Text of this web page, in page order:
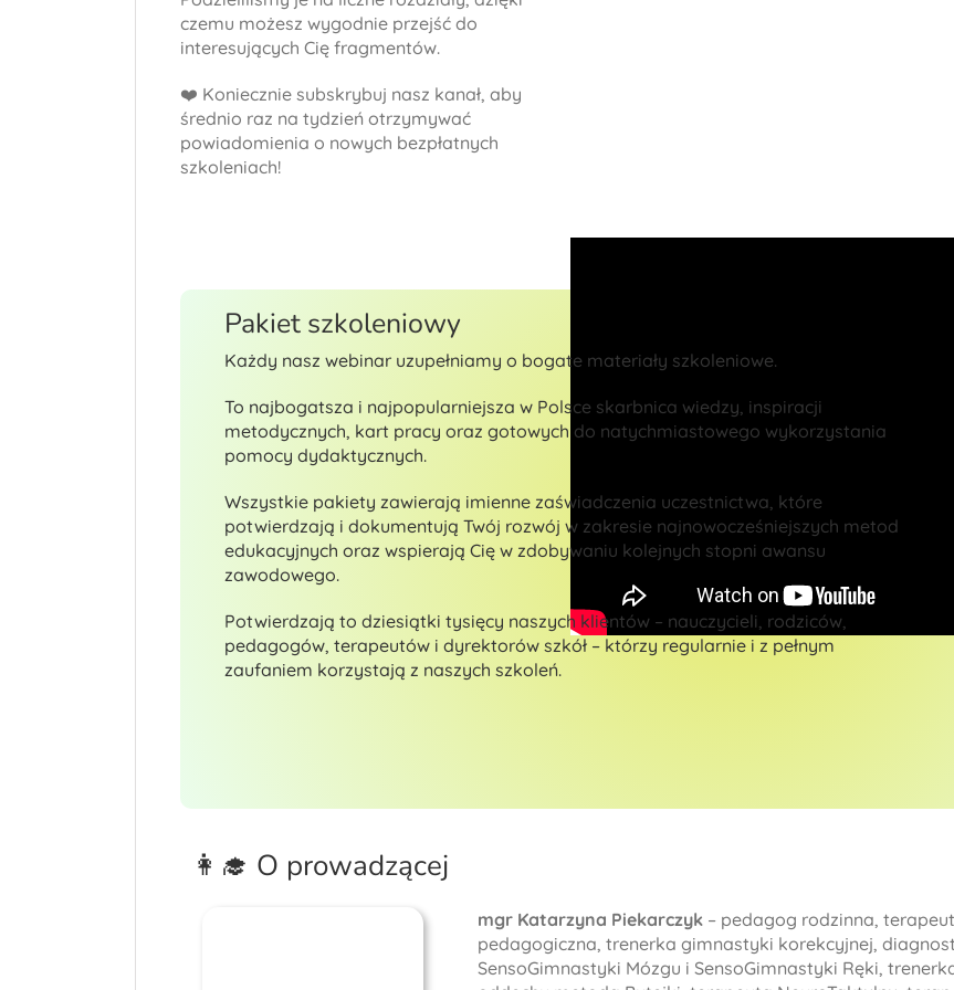
czemu możesz wygodnie przejść do
interesujących Cię fragmentów.
❤️ Koniecznie subskrybuj nasz kanał, aby
średnio raz na tydzień otrzymywać
powiadomienia o nowych bezpłatnych
szkoleniach!
Pakiet szkoleniowy
Każdy nasz webinar uzupełniamy o bogate materiały szkoleniowe.
To najbogatsza i najpopularniejsza w Polsce skarbnica wiedzy, inspiracji
metodycznych, kart pracy oraz gotowych do natychmiastowego wykorzystania
pomocy dydaktycznych.
Wszystkie pakiety zawierają imienne zaświadczenia uczestnictwa, które
potwierdzają i dokumentują Twój rozwój w zakresie najnowocześniejszych metod
edukacyjnych oraz wspierają Cię w zdobywaniu kolejnych stopni awansu
zawodowego.
Potwierdzają to dziesiątki tysięcy naszych klientów – nauczycieli, rodziców,
pedagogów, terapeutów i dyrektorów szkół – którzy regularnie i z pełnym
zaufaniem korzystają z naszych szkoleń.
👩‍🎓 O prowadzącej
mgr Katarzyna Piekarczyk – pedagog rodzinna,
pedagogiczna, trenerka gimnastyki korekcyjnej,
SensoGimnastyki Mózgu i SensoGimnastyki Ręki,